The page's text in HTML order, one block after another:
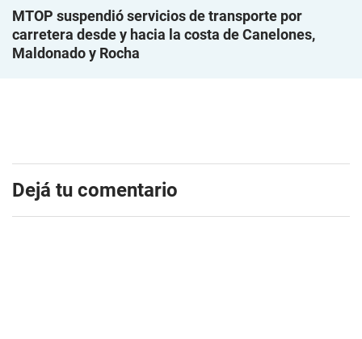
MTOP suspendió servicios de transporte por
carretera desde y hacia la costa de Canelones,
Maldonado y Rocha
Dejá tu comentario